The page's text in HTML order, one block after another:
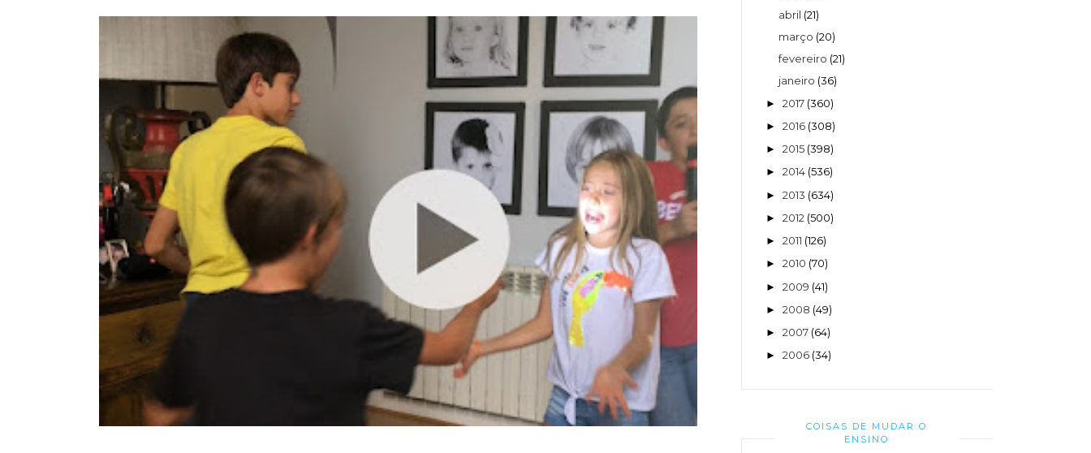
abril (21)
março (20)
fevereiro (21)
janeiro (36)
► 2017 (360)
► 2016 (308)
► 2015 (398)
► 2014 (536)
► 2013 (634)
► 2012 (500)
► 2011 (126)
► 2010 (70)
► 2009 (41)
► 2008 (49)
► 2007 (64)
► 2006 (34)
COISAS DE MUDAR O
ENSINO